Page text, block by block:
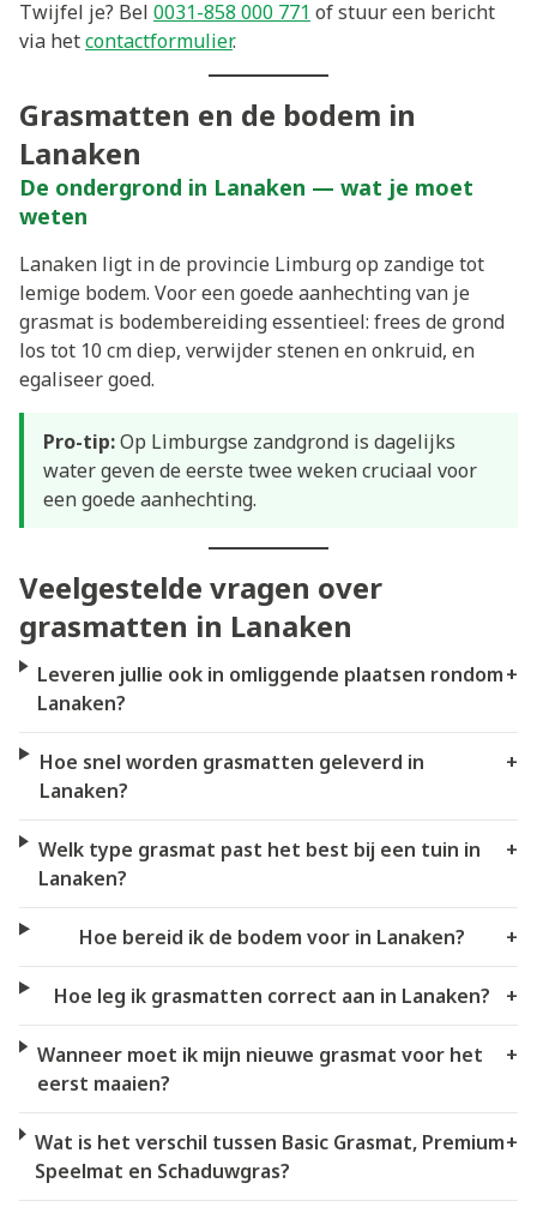
Twijfel je? Bel 0031-858 000 771 of stuur een bericht
via hetcontactformulier.
Grasmatten en de bodem in
Lanaken
De ondergrond in Lanaken — wat je moet
weten
Lanaken ligt in de provincie Limburg op zandige tot
lemige bodem. Voor een goede aanhechting van je
grasmat is bodembereiding essentieel: frees de grond
los tot 10 cm diep, verwijder stenen en onkruid, en
egaliseer goed.
Pro-tip:Op Limburgse zandgrond is dagelijks
water geven de eerste twee weken cruciaal voor
een goede aanhechting.
Veelgestelde vragen over
grasmatten in Lanaken
Leveren jullie ook in omliggende plaatsen rondom
Lanaken?
+
Hoe snel worden grasmatten geleverd in
Lanaken?
+
Welk type grasmat past het best bij een tuin in
Lanaken?
+
Hoe bereid ik de bodem voor in Lanaken? +
Hoe leg ik grasmatten correct aan in Lanaken? +
Wanneer moet ik mijn nieuwe grasmat voor het
eerst maaien?
+
Wat is het verschil tussen Basic Grasmat, Premium
Speelmat en Schaduwgras?
+